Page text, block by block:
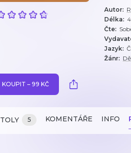
Autor:
Délka:
Čte:
Jazyk:
Žánr:
KOUPIT – 99 KČ
5 KOMENTÁŘE INFO